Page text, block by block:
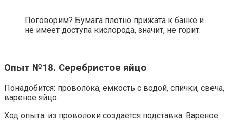
Поговорим? Бумага плотно прижата к банке и
не имеет доступа кислорода, значит, не горит.
Опыт №18. Серебристое яйцо
Понадобится: проволока, емкость с водой, спички, свеча,
вареное яйцо.
Ход опыта: из проволоки создается подставка. Вареное